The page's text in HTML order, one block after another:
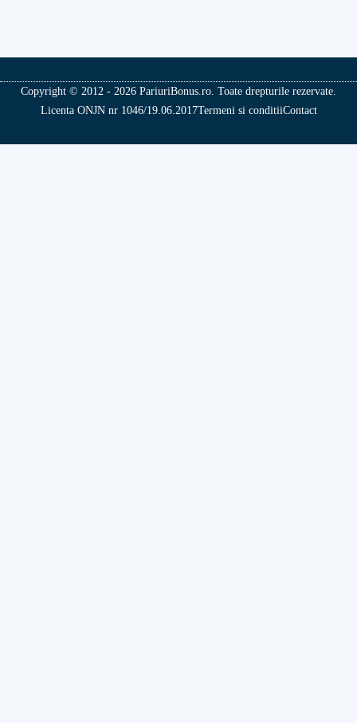
Copyright © 2012 - 2026 PariuriBonus.ro. Toate drepturile rezervate.
Licenta ONJN nr 1046/19.06.2017Termeni si conditiiContact